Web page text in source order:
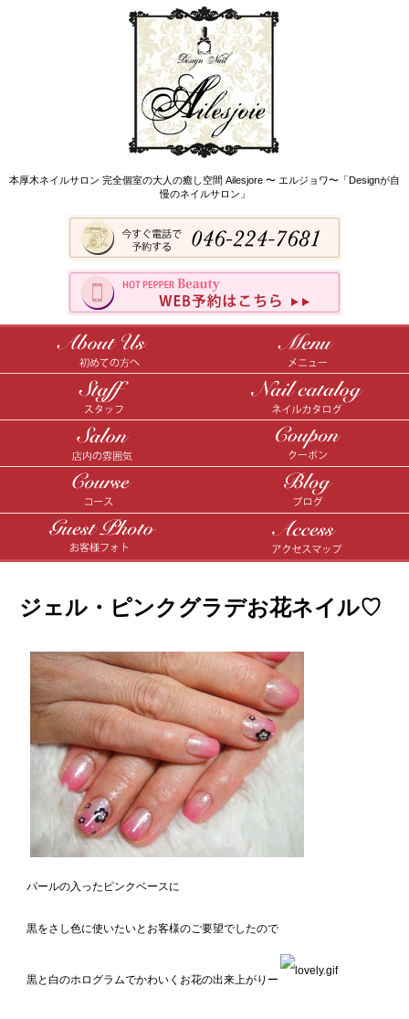
本厚木ネイルサロン 完全個室の大人の癒し空間 Ailesjore 〜 エルジョワ〜「Designが自
慢のネイルサロン」
ジェル・ピンクグラデお花ネイル♡
パールの入ったピンクベースに
黒をさし色に使いたいとお客様のご要望でしたので
黒と白のホログラムでかわいくお花の出来上がりー